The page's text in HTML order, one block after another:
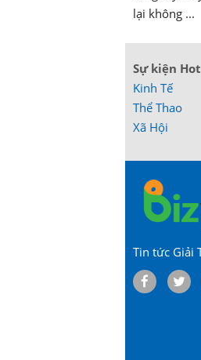
lại không ...
Sự kiện Hot
Kinh Tế
Thể Thao
Xã Hội
Tin tức Giải